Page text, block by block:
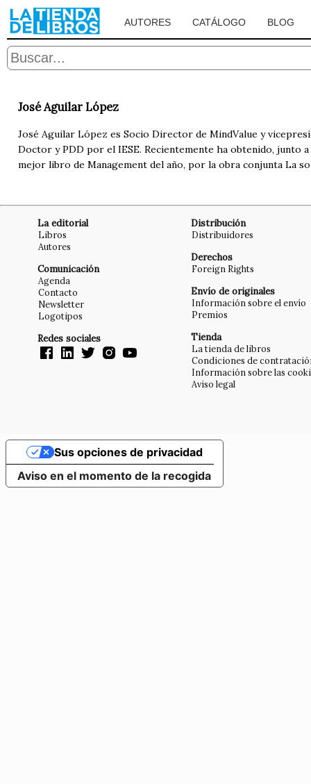
AUTORES CATÁLOGO BLOG
José Aguilar López
José Aguilar López es Socio Director de MindValue y
Doctor y PDD por el IESE. Recientemente ha obtenido, junto
mejor libro de Management del año, por la obra conjunta La
La editorial
Libros
Autores
Comunicación
Agenda
Contacto
Newsletter
Logotipos
Redes sociales
Distribución
Distribuidores
Derechos
Foreign Rights
Envío de originales
Información sobre el envío
Premios
Tienda
La tienda de libros
Condiciones de
Información sobre las
Aviso legal
Aviso en el momento de la recogida
Sus opciones de privacidad